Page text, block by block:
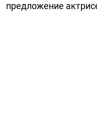
предложение